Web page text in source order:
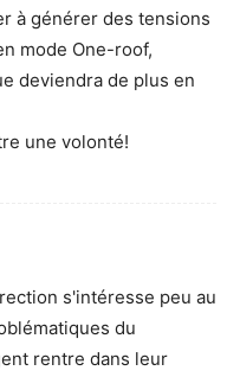
à générer des tensions
mode One-roof,
deviendra de plus en
une volonté!
s'intéresse peu au
du
rentre dans leur